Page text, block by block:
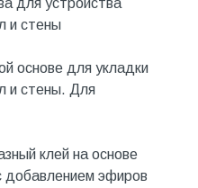
и стены
основе для укладки
и стены. Для
клей на основе
добавлением эфиров